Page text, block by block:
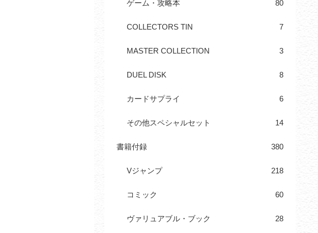
ゲーム・攻略本 80
COLLECTORS TIN 7
MASTER COLLECTION 3
DUEL DISK 8
カードサプライ 6
その他スペシャルセット 14
書籍付録 380
Vジャンプ 218
コミック 60
ヴァリュアブル・ブック 28